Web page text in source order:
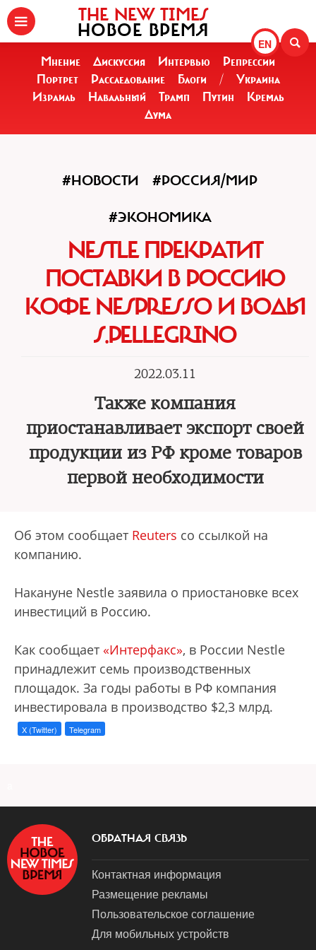
EN
THE NEW TIMES
НОВОЕ ВРЕМЯ
Мнение Дискуссия Интервью
Репрессии
Портрет
Расследование Блоги /
Украина
Израиль
Навальный Трамп Путин
Кремль
Дума
#НОВОСТИ #РОССИЯ/МИР
#ЭКОНОМИКА
NESTLE ПРЕКРАТИТ
ПОСТАВКИ В РОССИЮ
КОФЕ NESPRESSO И ВОДЫ
S.PELLEGRINO
2022.03.11
Также компания
приостанавливает экспорт своей
продукции из РФ кроме товаров
первой необходимости
Об этом сообщает Reuters со ссылкой на
компанию.
Накануне Nestle заявила о приостановке всех
инвестиций в Россию.
Как сообщает «Интерфакс», в России Nestle
принадлежит семь производственных
площадок. За годы работы в РФ компания
инвестировала в производство $2,3 млрд.
X (Twitter) Telegram
ОБРАТНАЯ СВЯЗЬ
Контактная информация
Размещение рекламы
Пользовательское соглашение
Для мобильных устройств